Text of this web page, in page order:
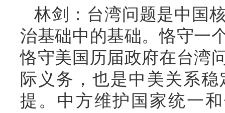
林剑：台湾问题是中国
治基础中的基础。恪守一
恪守美国历届政府在台湾
际义务，也是中美关系
提。中方维护国家统一